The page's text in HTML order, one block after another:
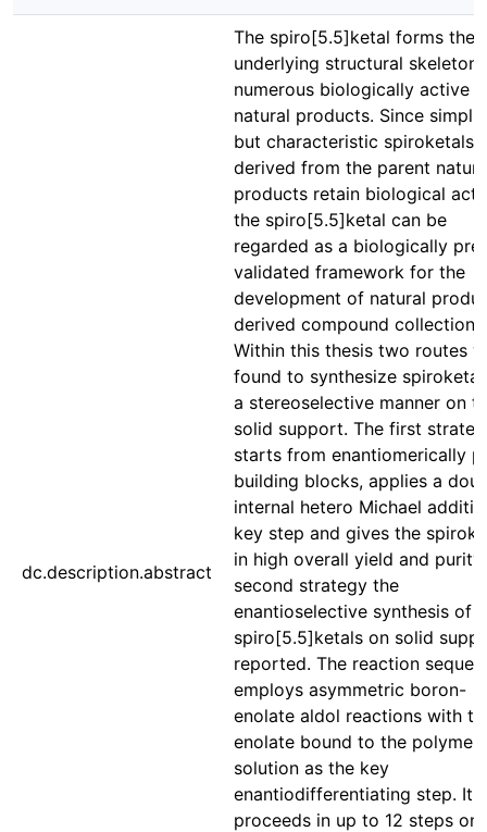
dc.description.abstract
The spiro[5.5]ketal forms the
underlying structural skeleton
numerous biologically active
natural products. Since
but characteristic spiroketals
derived from the parent
products retain biological
the spiro[5.5]ketal can be
regarded as a biologically pre-
validated framework for the
development of natural
derived compound collections.
Within this thesis two routes
found to synthesize
a stereoselective manner on
solid support. The first
starts from enantiomerically
building blocks, applies a
internal hetero Michael
key step and gives the
in high overall yield and
second strategy the
enantioselective synthesis of
spiro[5.5]ketals on solid
reported. The reaction
employs asymmetric boron-
enolate aldol reactions with
enolate bound to the polymer
solution as the key
enantiodifferentiating step. It
proceeds in up to 12 steps on